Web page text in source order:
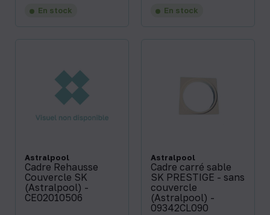
En stock En stock
Astralpool
Cadre Rehausse
Couvercle SK
(Astralpool) -
CE02010506
Astralpool
Cadre carré sable
SK PRESTIGE - sans
couvercle
(Astralpool) -
09342CL090